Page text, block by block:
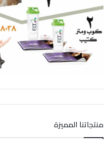
منتجاتنا المميزة